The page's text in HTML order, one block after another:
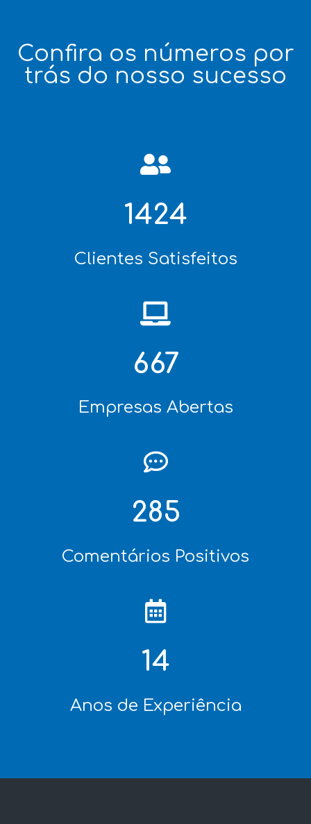
Confira os números por
trás do nosso sucesso
1594
Clientes Satisfeitos
747
Empresas Abertas
319
Comentários Positivos
15
Anos de Experiência